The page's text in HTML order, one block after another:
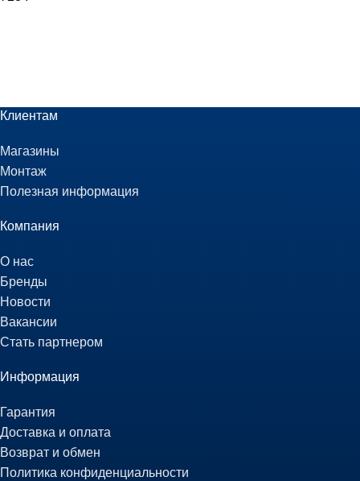
Клиентам
Магазины
Монтаж
Полезная информация
Компания
О нас
Бренды
Новости
Вакансии
Стать партнером
Информация
Гарантия
Доставка и оплата
Возврат и обмен
Политика конфиденциальности